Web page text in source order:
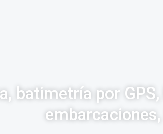
batimetría por